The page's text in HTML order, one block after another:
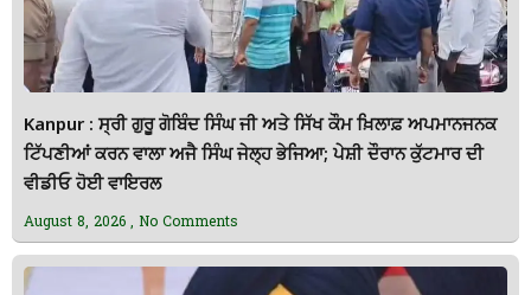
Kanpur : ਸ੍ਰੀ ਗੁਰੂ ਗੋਬਿੰਦ ਸਿੰਘ ਜੀ ਅਤੇ ਸਿੱਖ ਕੌਮ ਖ਼ਿਲਾਫ਼ ਅਪਮਾਨਜਨਕ
ਟਿੱਪਣੀਆਂ ਕਰਨ ਵਾਲਾ ਅਜੈ ਸਿੰਘ ਜੇਲ੍ਹ ਭੇਜਿਆ; ਪੇਸ਼ੀ ਦੌਰਾਨ ਕੁੱਟਮਾਰ ਦੀ
ਵੀਡੀਓ ਹੋਈ ਵਾਇਰਲ
August 8, 2026 No Comments